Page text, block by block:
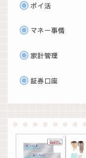
ポイ活
マネー事情
家計管理
証券口座